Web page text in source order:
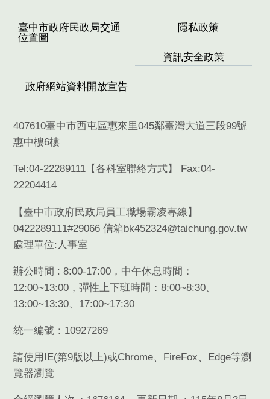
臺中市政府民政局交通
位置圖
隱私政策
資訊安全政策
政府網站資料開放宣告
407610臺中市西屯區惠來里045鄰臺灣大道三段99號
惠中樓6樓
Tel:04-22289111【各科室聯絡方式】 Fax:04-
22204414
【臺中市政府民政局員工職場霸凌專線】
0422289111#29066 信箱bk452324@taichung.gov.tw
處理單位:人事室
辦公時間 : 8:00-17:00，中午休息時間：
12:00~13:00，彈性上下班時間：8:00~8:30、
13:00~13:30、17:00~17:30
統一編號：10927269
請使用 IE(第9版以上)或Chrome、 FireFox、 Edge等瀏
覽器瀏覽